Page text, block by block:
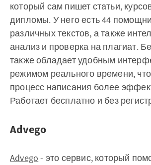
который сам пишет статьи,
дипломы. У него есть 44
различных текстов, а также
анализ и проверка на плагиат.
также обладает удобным
режимом реального времени,
процесс написания более
Работает бесплатно и без
Advego
Advego - это сервис, который